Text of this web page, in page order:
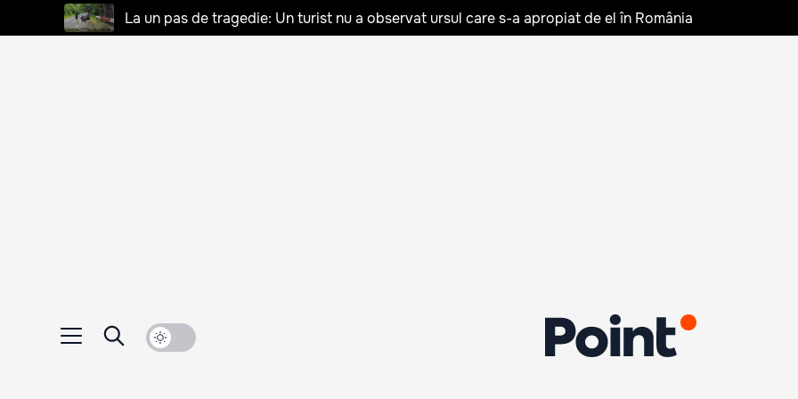
La un pas de tragedie: Un turist nu a observat ursul care s-a apropiat de el în România